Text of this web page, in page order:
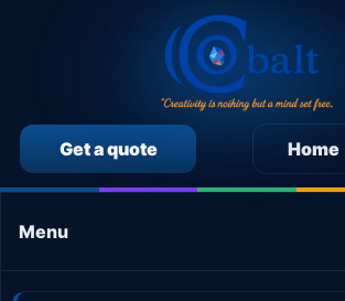
Get a quote Home
Menu
CALCULEAZĂ SINGUR PREȚUL SERVICIILOR